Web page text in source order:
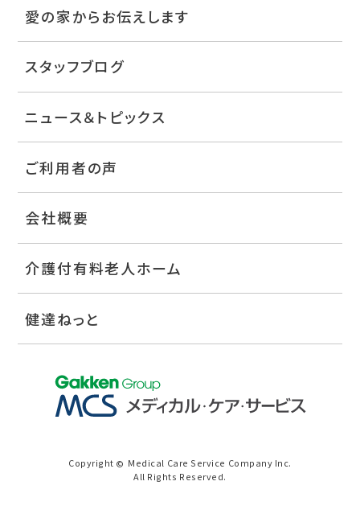
愛の家からお伝えします
スタッフブログ
ニュース＆トピックス
ご利用者の声
会社概要
介護付有料老人ホーム
健達ねっと
Copyright © Medical Care Service Company Inc.
All Rights Reserved.